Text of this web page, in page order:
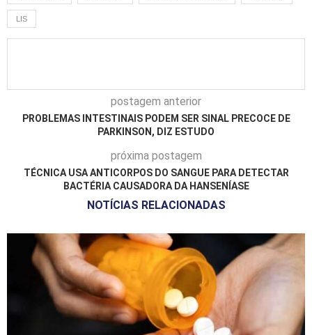
LIS
postagem anterior
PROBLEMAS INTESTINAIS PODEM SER SINAL PRECOCE DE
PARKINSON, DIZ ESTUDO
próxima postagem
TÉCNICA USA ANTICORPOS DO SANGUE PARA DETECTAR
BACTÉRIA CAUSADORA DA HANSENÍASE
NOTÍCIAS RELACIONADAS